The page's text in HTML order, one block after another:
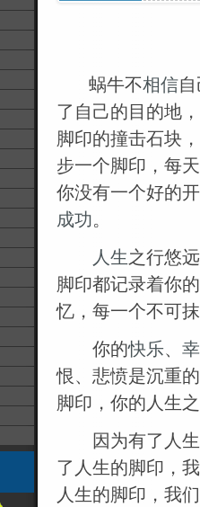
蜗牛不相信
了自己的目的地
脚印的撞击石块
步一个脚印，每天
你没有一个好的
成功。
人生之行悠
脚印都记录着你
忆，每一个不可
你的快乐、
恨、悲愤是沉重
脚印，你的人生
因为有了人生
了人生的脚印，
人生的脚印，我